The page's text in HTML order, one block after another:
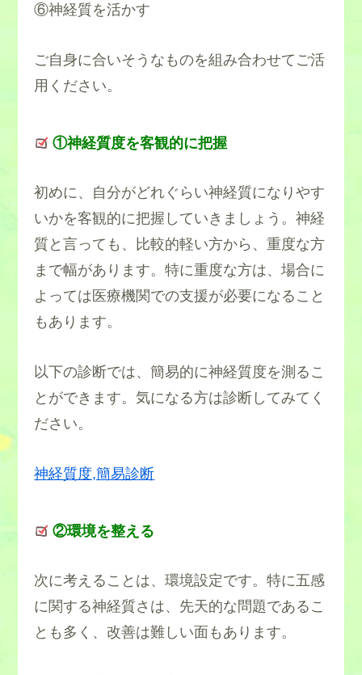
⑥神経質を活かす
ご自身に合いそうなものを組み合わせてご活
用ください。
①神経質度を客観的に把握
初めに、自分がどれぐらい神経質になりやす
いかを客観的に把握していきましょう。神経
質と言っても、比較的軽い方から、重度な方
まで幅があります。特に重度な方は、場合に
よっては医療機関での支援が必要になること
もあります。
以下の診断では、簡易的に神経質度を測るこ
とができます。気になる方は診断してみてく
ださい。
神経質度,簡易診断
②環境を整える
次に考えることは、環境設定です。特に五感
に関する神経質さは、先天的な問題であるこ
とも多く、改善は難しい面もあります。